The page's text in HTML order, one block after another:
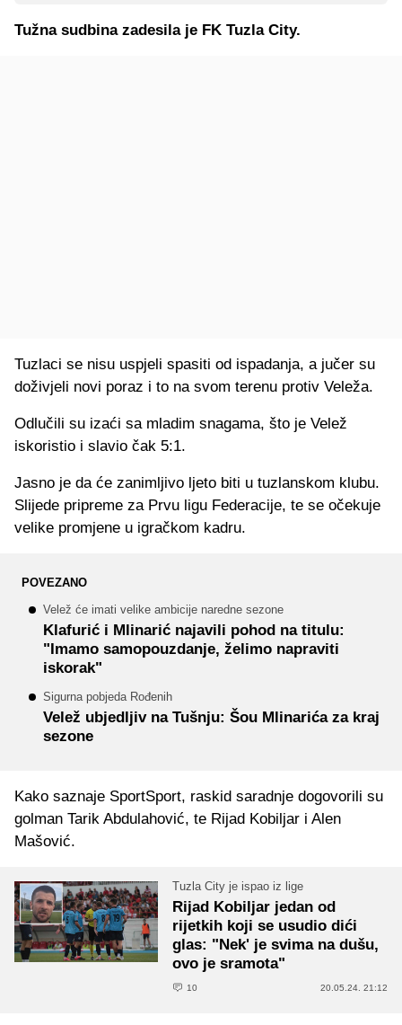
Tužna sudbina zadesila je FK Tuzla City.
Tuzlaci se nisu uspjeli spasiti od ispadanja, a jučer su
doživjeli novi poraz i to na svom terenu protiv Veleža.
Odlučili su izaći sa mladim snagama, što je Velež
iskoristio i slavio čak 5:1.
Jasno je da će zanimljivo ljeto biti u tuzlanskom klubu.
Slijede pripreme za Prvu ligu Federacije, te se očekuje
velike promjene u igračkom kadru.
POVEZANO
Velež će imati velike ambicije naredne sezone
Klafurić i Mlinarić najavili pohod na titulu:
"Imamo samopouzdanje, želimo napraviti
iskorak"
Sigurna pobjeda Rođenih
Velež ubjedljiv na Tušnju: Šou Mlinarića za kraj
sezone
Kako saznaje SportSport, raskid saradnje dogovorili su
golman Tarik Abdulahović, te Rijad Kobiljar i Alen
Mašović.
Tuzla City je ispao iz lige
Rijad Kobiljar jedan od
rijetkih koji se usudio dići
glas: "Nek' je svima na dušu,
ovo je sramota"
10 20.05.24. 21:12